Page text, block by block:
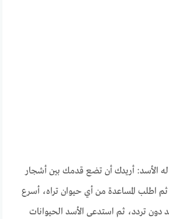
الأسد: أريدك أن تضع قدمك بين أشجار
ثم اطلب المساعدة من أي حيوان تراه، أسرع
دون تردد، ثم استدعى الأسد الحيوانات